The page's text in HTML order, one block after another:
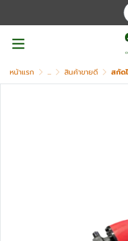
หน้าแรก ... สินค้าขายดี สกัด